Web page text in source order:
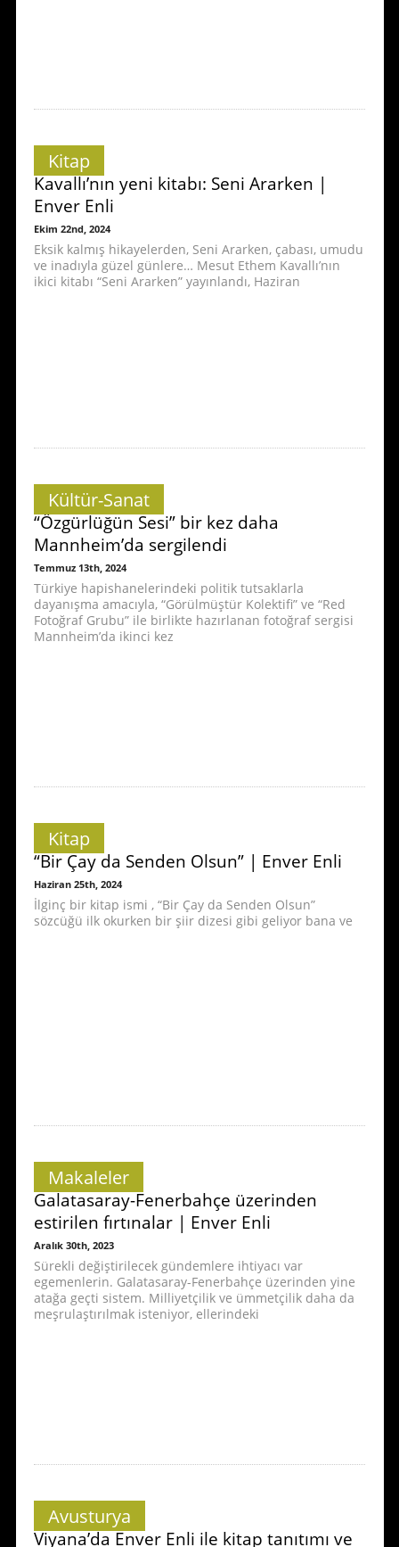
Kitap
Kavallı’nın yeni kitabı: Seni Ararken |
Enver Enli
Ekim 22nd, 2024
Eksik kalmış hikayelerden, Seni Ararken, çabası, umudu
ve inadıyla güzel günlere… Mesut Ethem Kavallı’nın
ikici kitabı “Seni Ararken” yayınlandı, Haziran
Kültür-Sanat
“Özgürlüğün Sesi” bir kez daha
Mannheim’da sergilendi
Temmuz 13th, 2024
Türkiye hapishanelerindeki politik tutsaklarla
dayanışma amacıyla, “Görülmüştür Kolektifi” ve “Red
Fotoğraf Grubu” ile birlikte hazırlanan fotoğraf sergisi
Mannheim’da ikinci kez
Kitap
“Bir Çay da Senden Olsun” | Enver Enli
Haziran 25th, 2024
İlginç bir kitap ismi , “Bir Çay da Senden Olsun”
sözcüğü ilk okurken bir şiir dizesi gibi geliyor bana ve
Makaleler
Galatasaray-Fenerbahçe üzerinden
estirilen fırtınalar | Enver Enli
Aralık 30th, 2023
Sürekli değiştirilecek gündemlere ihtiyacı var
egemenlerin. Galatasaray-Fenerbahçe üzerinden yine
atağa geçti sistem. Milliyetçilik ve ümmetçilik daha da
meşrulaştırılmak isteniyor, ellerindeki
Avusturya
Viyana’da Enver Enli ile kitap tanıtımı ve